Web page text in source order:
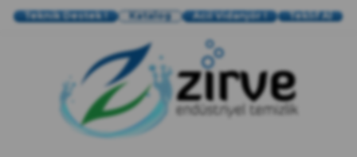
Teknik Destek ! Katalog Acil Vidanjör ! Teklif Al